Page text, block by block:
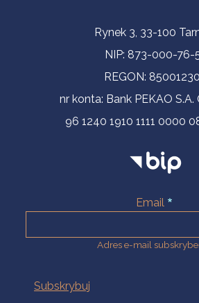
Informacje kontaktowe
Rynek 3, 33-100
NIP: 873-000-76-
REGON:
nr konta: Bank PEKAO
96 1240 1910 1111 0000
Email
Adres e-mail